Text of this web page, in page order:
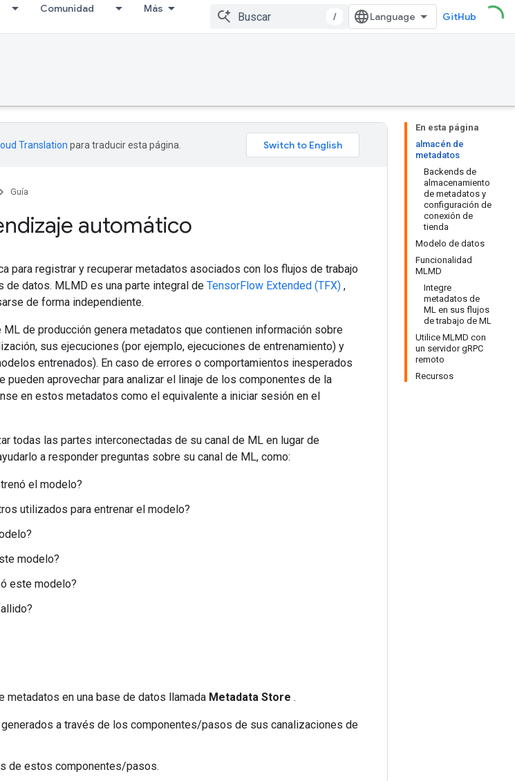
Comunidad Más
/ GitHub
En esta página
almacén de
metadatos
Backends de
almacenamiento
de metadatos y
configuración de
conexión de
tienda
Modelo de datos
Funcionalidad
MLMD
Integre
metadatos de
ML en sus flujos
de trabajo de ML
Utilice MLMD con
un servidor gRPC
remoto
Recursos
Translation para traducir esta página.
Guía
automático
para registrar y recuperar metadatos asociados con los flujos de trabajo
datos. MLMD es una parte integral de TensorFlow Extended (TFX) ,
de forma independiente.
ML de producción genera metadatos que contienen información sobre
sus ejecuciones (por ejemplo, ejecuciones de entrenamiento) y
entrenados). En caso de errores o comportamientos inesperados
aprovechar para analizar el linaje de los componentes de la
en estos metadatos como el equivalente a iniciar sesión en el
todas las partes interconectadas de su canal de ML en lugar de
a responder preguntas sobre su canal de ML, como:
el modelo?
utilizados para entrenar el modelo?
modelo?
este modelo?
en una base de datos llamada Metadata Store .
a través de los componentes/pasos de sus canalizaciones de
de estos componentes/pasos.